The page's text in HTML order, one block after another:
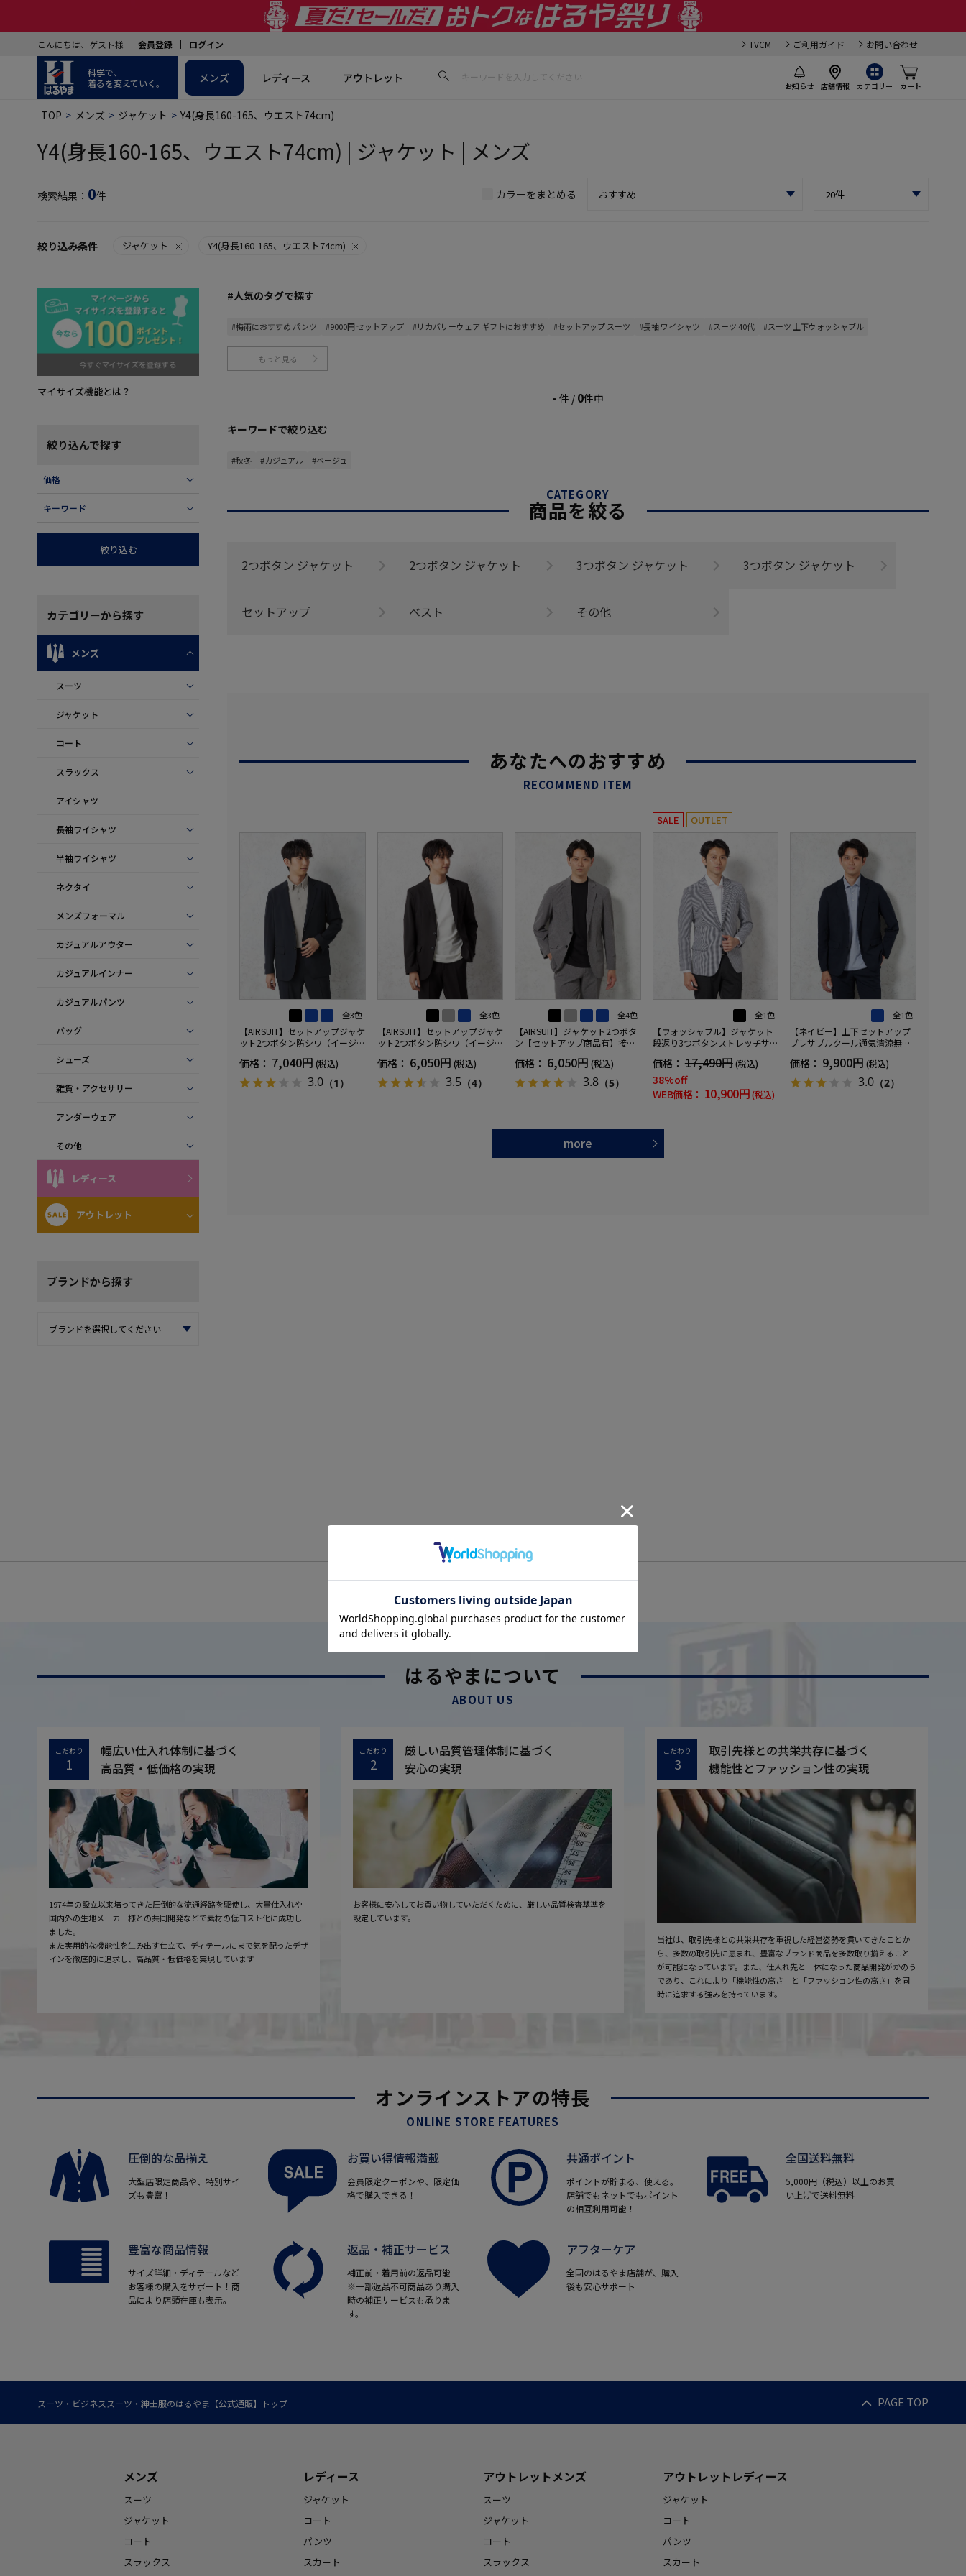
こんにちは、ゲスト様 会員登録 ログイン TVCM ご利用ガイド お問い合わせ
科学で、
着るを変えていく。
お知らせ 店舗情報 カテゴリー カート
メンズ レディース アウトレット
TOP メンズ ジャケット Y4(身長160-165、ウエスト74cm)
Y4(身長160-165、ウエスト74cm) | ジャケット | メンズ
検索結果： 0件 カラーをまとめる
絞り込み条件 ジャケット Y4(身長160-165、ウエスト74cm)
マイサイズ機能とは？
絞り込んで探す
価格
キーワード
絞り込む
カテゴリーから探す
メンズ
スーツ
ジャケット
コート
スラックス
アイシャツ
長袖ワイシャツ
半袖ワイシャツ
ネクタイ
メンズフォーマル
カジュアルアウター
カジュアルインナー
カジュアルパンツ
バッグ
シューズ
雑貨・アクセサリー
アンダーウェア
その他
レディース
アウトレット
ブランドから探す
#人気のタグで探す
#梅雨におすすめ パンツ #9000円 セットアップ #リカバリーウェア ギフトにおすすめ #セットアップ スーツ #長袖 ワイシャツ #スーツ 40代 #スーツ 上下ウォッシャブル
もっと見る
- 件 / 0件中
キーワードで絞り込む
#秋冬 #カジュアル #ベージュ
CATEGORY
商品を絞る
2つボタン ジャケット 2つボタン ジャケット 3つボタン ジャケット 3つボタン ジャケット
セットアップ ベスト その他
あなたへのおすすめ
RECOMMEND ITEM
全3色
【AIRSUIT】セットアップジャケ
ット2つボタン防シワ（イージー
UVカット春夏
価格： 7,040円 (税込)
3.0 （1）
全3色
【AIRSUIT】セットアップジャケ
ット2つボタン防シワ（イージー
UVカット
価格： 6,050円 (税込)
3.5（4）
全4色
【AIRSUIT】ジャケット2つボタ
ン【セットアップ商品有】接触
価格： 6,050円 (税込)
3.8 （5）
SALE OUTLET
全1色
【ウォッシャブル】ジャケット
段返り3つボタンストレッチサッ
春夏
価格： 17,490円(税込)
38%off
WEB価格： 10,900円(税込)
全1色
【ネイビー】上下セットアップ
ブレサブルクール通気清涼無地
価格： 9,900円 (税込)
3.0 （2）
more
はるやまについて
ABOUT US
こだわり
1
幅広い仕入れ体制に基づく
高品質・低価格の実現
1974年の設立以来培ってきた圧倒的な流通経路を駆使し、大量仕入れや
国内外の生地メーカー様との共同開発などで素材の低コスト化に成功し
ました。
また実用的な機能性を生み出す仕立て、ディテールにまで気を配ったデザ
インを徹底的に追求し、高品質・低価格を実現しています
こだわり
2
厳しい品質管理体制に基づく
安心の実現
お客様に安心してお買い物していただくために、厳しい品質検査基準を
設定しています。
こだわり
3
取引先様との共栄共存に基づく
機能性とファッション性の実現
当社は、取引先様との共栄共存を重視した経営姿勢を貫いてきたことか
ら、多数の取引先に恵まれ、豊富なブランド商品を多数取り揃えること
が可能になっています。また、仕入れ先と一体になった商品開発がかのう
であり、これにより「機能性の高さ」と「ファッション性の高さ」を同
時に追求する強みを持っています。
オンラインストアの特長
ONLINE STORE FEATURES
圧倒的な品揃え
大型店限定商品や、特別サイ
ズも豊富！
お買い得情報満載
会員限定クーポンや、限定価
格で購入できる！
共通ポイント
ポイントが貯まる、使える。
店舗でもネットでもポイント
の相互利用可能！
全国送料無料
5,000円（税込）以上のお買
い上げで送料無料
豊富な商品情報
サイズ詳細・ディテールなど
お客様の購入をサポート！商
品により店頭在庫も表示。
返品・補正サービス
補正前・着用前の返品可能
※一部返品不可商品あり購入
時の補正サービスも承りま
す。
アフターケア
全国のはるやま店舗が、購入
後も安心サポート
スーツ・ビジネススーツ・紳士服のはるやま【公式通販】トップ PAGE TOP
メンズ
スーツ
ジャケット
コート
スラックス
レディース
ジャケット
コート
パンツ
スカート
アウトレットメンズ
スーツ
ジャケット
コート
スラックス
アウトレットレディース
ジャケット
コート
パンツ
スカート